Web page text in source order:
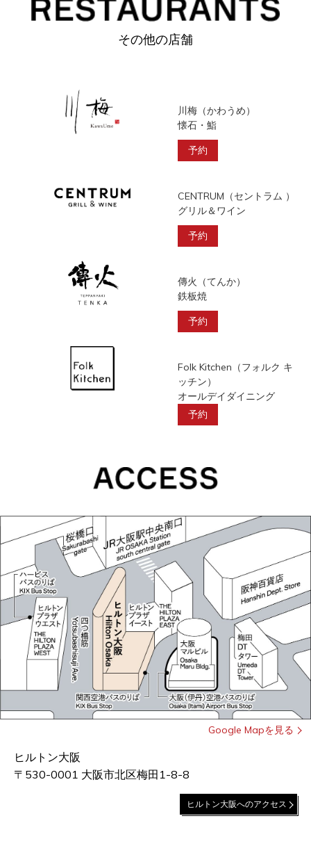
その他の店舗
川梅（かわうめ）
懐石・鮨
予約
CENTRUM（セントラム ）
グリル＆ワイン
予約
傳火（てんか）
鉄板焼
予約
Folk Kitchen（フォルク キ
ッチン）
オールデイダイニング
予約
Google Mapを見る
ヒルトン大阪
〒530-0001 大阪市北区梅田1-8-8
ヒルトン大阪へのアクセス